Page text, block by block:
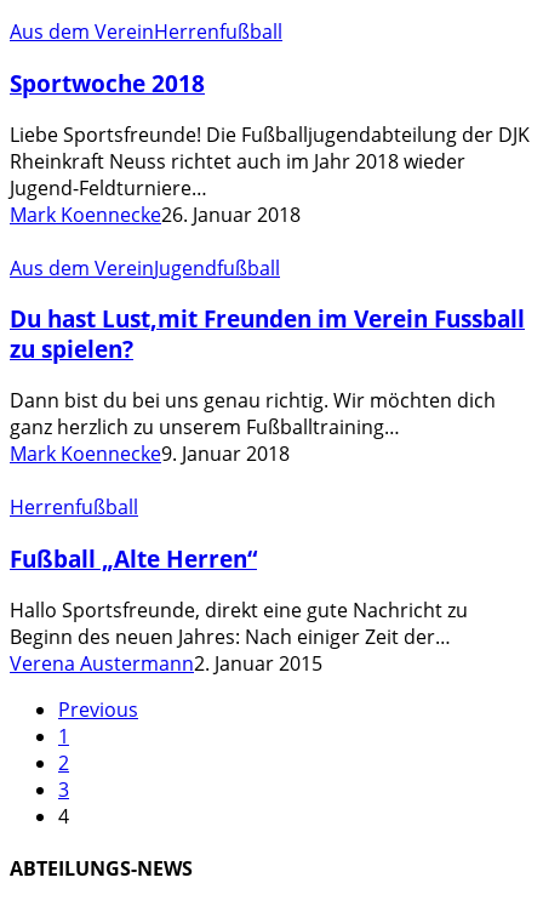
Sportwoche
Aus dem VereinHerrenfußball
Sportwoche 2018
Liebe Sportsfreunde! Die Fußballjugendabteilung der DJK
Rheinkraft Neuss richtet auch im Jahr 2018 wieder
Jugend-Feldturniere…
Mark Koennecke26. Januar 2018
Du
Lust,mit
Freunden
Verein
Fussball
zu
Aus dem VereinJugendfußball
Du hast Lust,mit Freunden im Verein Fussball
zu spielen?
Dann bist du bei uns genau richtig. Wir möchten dich
ganz herzlich zu unserem Fußballtraining…
Mark Koennecke9. Januar 2018
Fußball
Herren“
Herrenfußball
Fußball „Alte Herren“
Hallo Sportsfreunde, direkt eine gute Nachricht zu
Beginn des neuen Jahres: Nach einiger Zeit der…
Verena Austermann2. Januar 2015
Previous
1
2
3
4
ABTEILUNGS-NEWS